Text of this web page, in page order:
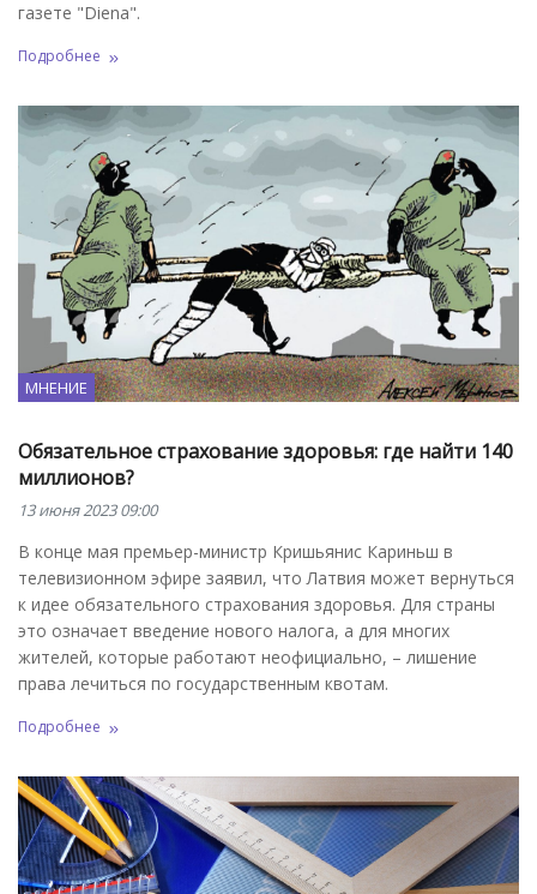
газете "Diena".
Подробнее
МНЕНИЕ
Обязательное страхование здоровья: где найти 140
миллионов?
13 июня 2023 09:00
В конце мая премьер-министр Кришьянис Кариньш в
телевизионном эфире заявил, что Латвия может вернуться
к идее обязательного страхования здоровья. Для страны
это означает введение нового налога, а для многих
жителей, которые работают неофициально, – лишение
права лечиться по государственным квотам.
Подробнее